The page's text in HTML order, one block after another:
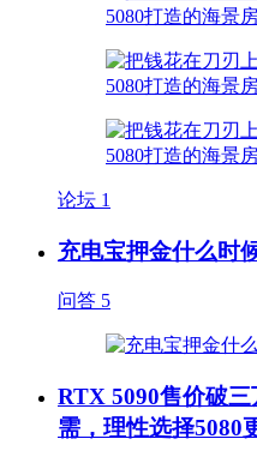
论坛 1
充电宝押金什么时
问答 5
RTX 5090售价破
需，理性选择5080